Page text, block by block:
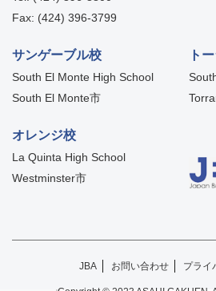
Fax: (424) 396-3799
サンゲーブル校
South El Monte High School
South El Monte市
ト
オレンジ校
La Quinta High School
Westminster市
JBA お問い合わせ プライ